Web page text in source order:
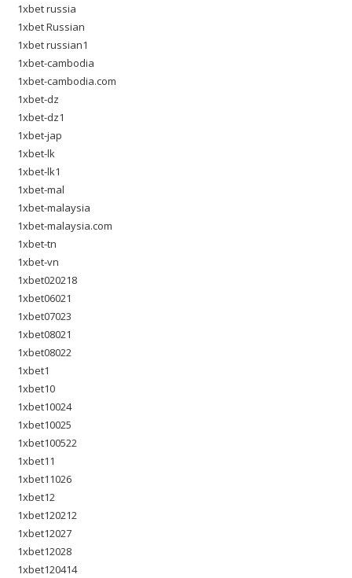
1xbet russia
1xbet Russian
1xbet russian1
1xbet-cambodia
1xbet-cambodia.com
1xbet-dz
1xbet-dz1
1xbet-jap
1xbet-lk
1xbet-lk1
1xbet-mal
1xbet-malaysia
1xbet-malaysia.com
1xbet-tn
1xbet-vn
1xbet020218
1xbet06021
1xbet07023
1xbet08021
1xbet08022
1xbet1
1xbet10
1xbet10024
1xbet10025
1xbet100522
1xbet11
1xbet11026
1xbet12
1xbet120212
1xbet12027
1xbet12028
1xbet120414